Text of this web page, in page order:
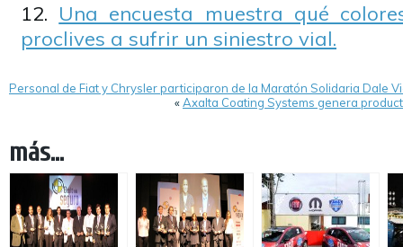
Una encuesta muestra qué
proclives a sufrir un siniestro vial.
Personal de Fiat y Chrysler participaron de la Maratón Solidaria Dale
«Axalta Coating Systems genera
más...